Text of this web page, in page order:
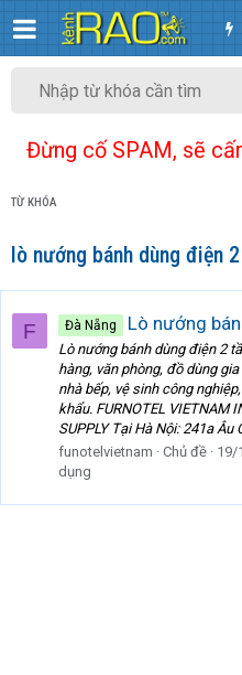
Đừng cố SPAM, sẽ
TỪ KHÓA
lò nướng bánh dùng điện
F Đà Nẵng Lò nướng
Lò nướng bánh dùng điện 2
hàng, văn phòng, đồ dùng
nhà bếp, vệ sinh công
khẩu. FURNOTEL VIETNAM
SUPPLY Tại Hà Nội: 241a Âu
funotelvietnam
Chủ đề 19/
dụng